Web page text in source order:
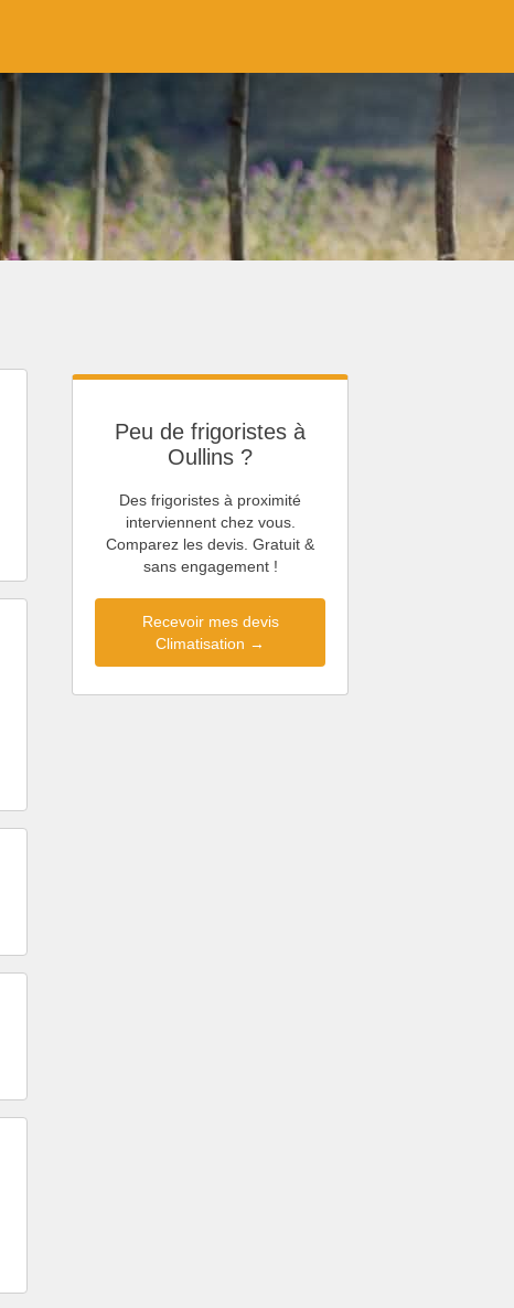
Peu de frigoristes à
Oullins ?
Des frigoristes à proximité
interviennent chez vous.
Comparez les devis. Gratuit &
sans engagement !
Recevoir mes devis
Climatisation →